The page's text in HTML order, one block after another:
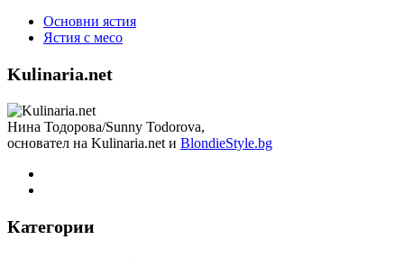
Основни ястия
Ястия с месо
Kulinaria.net
Нина Тодорова/Sunny Todorova,
основател на Kulinaria.net и BlondieStyle.bg
Категории